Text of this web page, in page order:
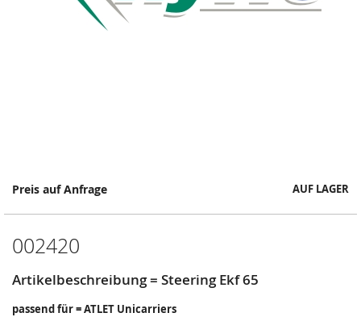
Preis auf Anfrage AUF LAGER
002420
Artikelbeschreibung = Steering Ekf 65
passend für = ATLET Unicarriers
Springe
Anfang
Bildergalerie